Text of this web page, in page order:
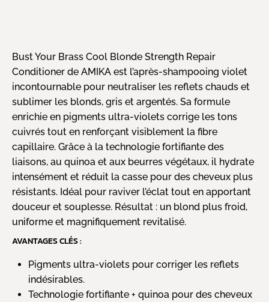
Bust Your Brass Cool Blonde Strength Repair
Conditioner de AMIKA est l’après-shampooing violet
incontournable pour neutraliser les reflets chauds et
sublimer les blonds, gris et argentés. Sa formule
enrichie en pigments ultra-violets corrige les tons
cuivrés tout en renforçant visiblement la fibre
capillaire. Grâce à la technologie fortifiante des
liaisons, au quinoa et aux beurres végétaux, il hydrate
intensément et réduit la casse pour des cheveux plus
résistants. Idéal pour raviver l’éclat tout en apportant
douceur et souplesse. Résultat : un blond plus froid,
uniforme et magnifiquement revitalisé.
AVANTAGES CLÉS :
Pigments ultra-violets pour corriger les reflets
indésirables.
Technologie fortifiante + quinoa pour des cheveux